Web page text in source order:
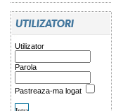
Utilizator
Parola
Pastreaza-ma logat